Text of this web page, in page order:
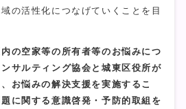
の活性化につなげていくことを目
の空家等の所有者等のお悩みにつ
サルティング協会と城東区役所が
お悩みの解決支援を実施するこ
に関する意識啓発・予防的取組を